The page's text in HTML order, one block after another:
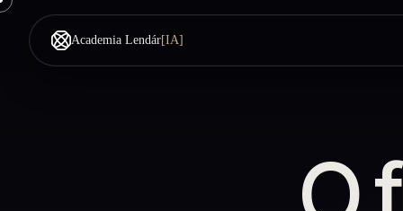
Academia Lendár[IA]